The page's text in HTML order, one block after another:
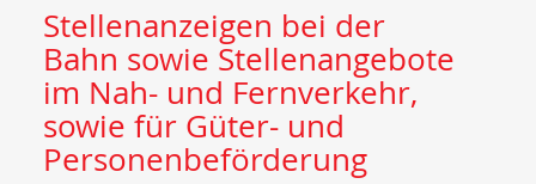
Stellenanzeigen bei der
Bahn sowie Stellenangebote
im Nah- und Fernverkehr,
sowie für Güter- und
Personenbeförderung